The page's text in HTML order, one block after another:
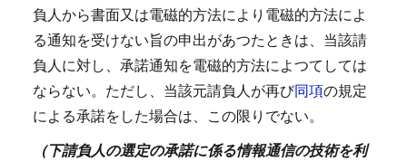
負人から書面又は電磁的方法により電磁的方法によ
る通知を受けない旨の申出があつたときは、当該請
負人に対し、承諾通知を電磁的方法によつてしては
ならない。 ただし、当該元請負人が再び同項の規定
による承諾をした場合は、この限りでない。
（下請負人の選定の承諾に係る情報通信の技術を利